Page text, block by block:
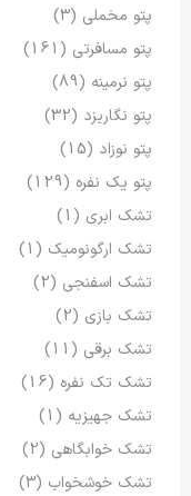
پتو مخملی (3)
پتو مسافرتی (161)
پتو نرمینه (89)
پتو نگاریزد (32)
پتو نوزاد (15)
پتو یک نفره (129)
تشک ابری (1)
تشک ارگونومیک (1)
تشک اسفنجی (2)
تشک بازی (2)
تشک برقی (11)
تشک تک نفره (16)
تشک جهیزیه (1)
تشک خوابگاهی (2)
تشک خوشخواب (3)